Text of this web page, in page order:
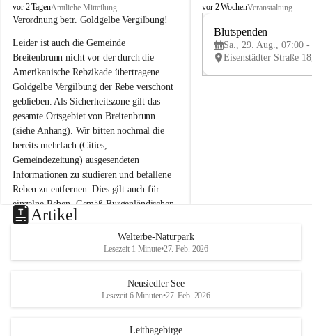
B
r
i
t
e
n
b
r
u
n
n
a
m
N
e
u
s
d
S
vor 2 TagenAmtliche Mitteilung
Verordnung betr. Goldgelbe Vergilbung!
Leider ist auch die Gemeinde
Breitenbrunn nicht vor der durch die
Amerikanische Rebzikade übertragene
Goldgelbe Vergilbung der Rebe verschont
geblieben. Als Sicherheitszone gilt das
gesamte Ortsgebiet von Breitenbrunn
(siehe Anhang). Wir bitten nochmal die
bereits mehrfach (Cities,
Gemeindezeitung) ausgesendeten
Informationen zu studieren und befallene
Reben zu entfernen. Dies gilt auch für
einzelne Reben. Gemäß Burgenländischen
Weinbaugesetz sind nicht gepflegte oder
unzulässige Weingärten zu roden! Bitte
helfen wir zusammen um unsere Winzer
vor den prognostizierten Ernteausfällen
und den daraus folgenden wirtschaftlichen
B
e
u
e
d
r
S
vor 2 WochenVeranstaltung
Blutspenden
Sa., 29. Aug., 07:00 -
Artikel
Welterbe-Naturpark
Lesezeit 1 Minute•27. Feb. 2026
Neusiedler See
Lesezeit 6 Minuten•27. Feb. 2026
Leithagebirge